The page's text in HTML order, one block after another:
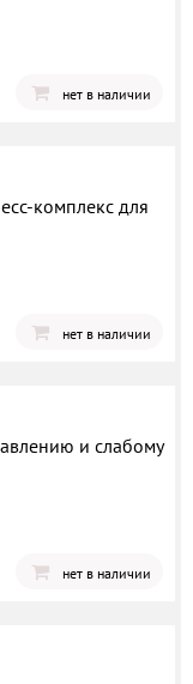
нет в наличии
комплекс для
нет в наличии
и слабому
нет в наличии